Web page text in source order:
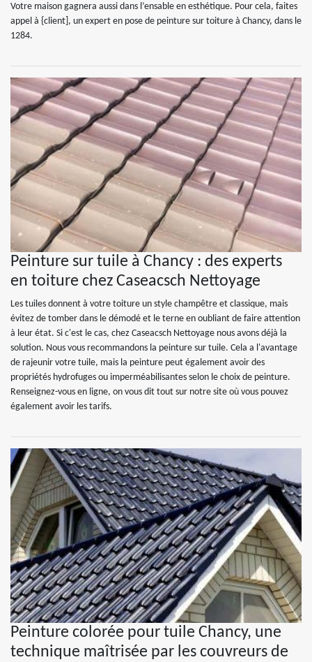
Votre maison gagnera aussi dans l’ensable en esthétique. Pour cela, faites
appel à {client], un expert en pose de peinture sur toiture à Chancy, dans le
1284.
Peinture sur tuile à Chancy : des experts
en toiture chez Caseacsch Nettoyage
Les tuiles donnent à votre toiture un style champêtre et classique, mais
évitez de tomber dans le démodé et le terne en oubliant de faire attention
à leur état. Si c'est le cas, chez Caseacsch Nettoyage nous avons déjà la
solution. Nous vous recommandons la peinture sur tuile. Cela a l'avantage
de rajeunir votre tuile, mais la peinture peut également avoir des
propriétés hydrofuges ou imperméabilisantes selon le choix de peinture.
Renseignez-vous en ligne, on vous dit tout sur notre site où vous pouvez
également avoir les tarifs.
Peinture colorée pour tuile Chancy, une
technique maîtrisée par les couvreurs de